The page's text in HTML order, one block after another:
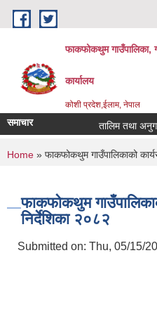
Skip to main content
फाकफोकथुम गाउँपालिका,
कार्यालय
कोशी प्रदेश,ईलाम, नेपाल
समाचार तालिम तथा
You are here
Home » फाकफोकथुम गाउँपालिकाको
फाकफोकथुम
निर्देशिका २०८२
Submitted on: Thu, 05/15/